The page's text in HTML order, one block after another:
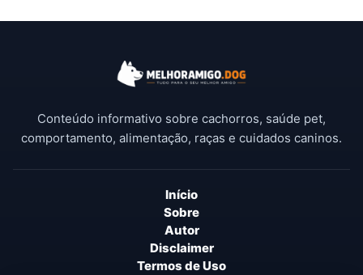
Conteúdo informativo sobre cachorros, saúde pet,
comportamento, alimentação, raças e cuidados caninos.
Início
Sobre
Autor
Disclaimer
Termos de Uso